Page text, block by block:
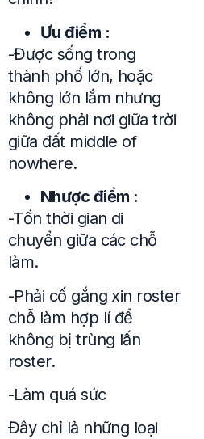
Ưu điểm :
-Được sống trong
thành phố lớn, hoặc
không lớn lắm nhưng
không phải nơi giữa trời
giữa đất middle of
nowhere.
Nhược điểm :
-Tốn thời gian di
chuyển giữa các chỗ
làm.
-Phải cố gắng xin roster
chỗ làm hợp lí để
không bị trùng lấn
roster.
-Làm quá sức
Đây chỉ lả những loại